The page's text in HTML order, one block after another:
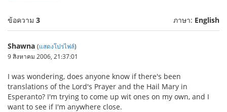
ข้อความ 3 ภาษา: English
Shawna (แสดงโปรไฟล์)
9 สิงหาคม 2006, 21:37:01
I was wondering, does anyone know if there's been
translations of the Lord's Prayer and the Hail Mary in
Esperanto? I'm trying to come up wit ones on my own, and I
want to see if I'm anywhere close.